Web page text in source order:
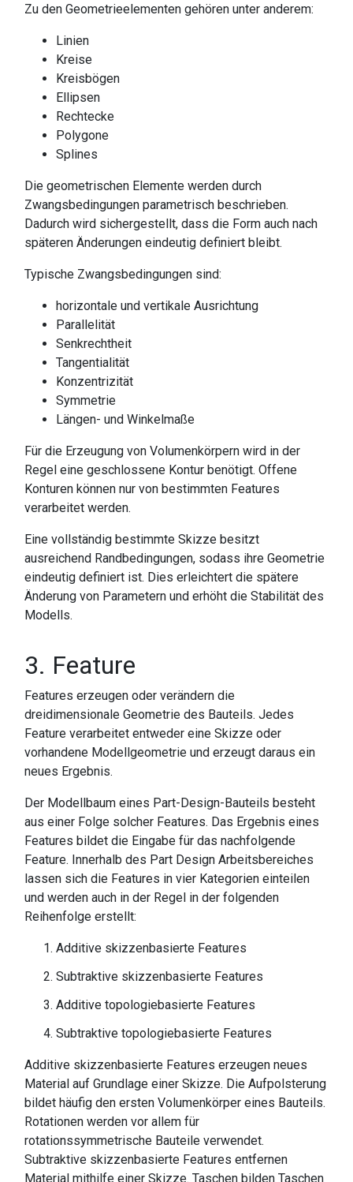
Zu den Geometrieelementen gehören unter anderem:
Linien
Kreise
Kreisbögen
Ellipsen
Rechtecke
Polygone
Splines
Die geometrischen Elemente werden durch
Zwangsbedingungen parametrisch beschrieben.
Dadurch wird sichergestellt, dass die Form auch nach
späteren Änderungen eindeutig definiert bleibt.
Typische Zwangsbedingungen sind:
horizontale und vertikale Ausrichtung
Parallelität
Senkrechtheit
Tangentialität
Konzentrizität
Symmetrie
Längen- und Winkelmaße
Für die Erzeugung von Volumenkörpern wird in der
Regel eine geschlossene Kontur benötigt. Offene
Konturen können nur von bestimmten Features
verarbeitet werden.
Eine vollständig bestimmte Skizze besitzt
ausreichend Randbedingungen, sodass ihre Geometrie
eindeutig definiert ist. Dies erleichtert die spätere
Änderung von Parametern und erhöht die Stabilität des
Modells.
3. Feature
Features erzeugen oder verändern die
dreidimensionale Geometrie des Bauteils. Jedes
Feature verarbeitet entweder eine Skizze oder
vorhandene Modellgeometrie und erzeugt daraus ein
neues Ergebnis.
Der Modellbaum eines Part-Design-Bauteils besteht
aus einer Folge solcher Features. Das Ergebnis eines
Features bildet die Eingabe für das nachfolgende
Feature. Innerhalb des Part Design Arbeitsbereiches
lassen sich die Features in vier Kategorien einteilen
und werden auch in der Regel in der folgenden
Reihenfolge erstellt:
Additive skizzenbasierte Features
Subtraktive skizzenbasierte Features
Additive topologiebasierte Features
Subtraktive topologiebasierte Features
Additive skizzenbasierte Features erzeugen neues
Material auf Grundlage einer Skizze. Die Aufpolsterung
bildet häufig den ersten Volumenkörper eines Bauteils.
Rotationen werden vor allem für
rotationssymmetrische Bauteile verwendet.
Subtraktive skizzenbasierte Features entfernen
Material mithilfe einer Skizze. Taschen bilden Taschen